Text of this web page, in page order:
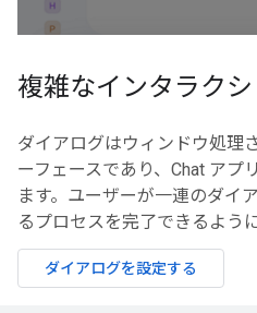
複雑なインタラク
ダイアログはウィンドウ処理
ーフェースであり、Chat アプ
ます。ユーザーが一連のダイ
るプロセスを完了できるように
ダイアログを設定する